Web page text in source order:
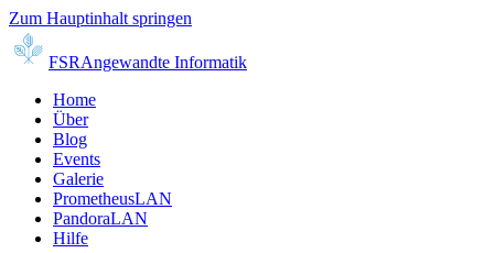
Zum Hauptinhalt springen
FSRAngewandte Informatik
Home
Über
Blog
Events
Galerie
PrometheusLAN
PandoraLAN
Hilfe